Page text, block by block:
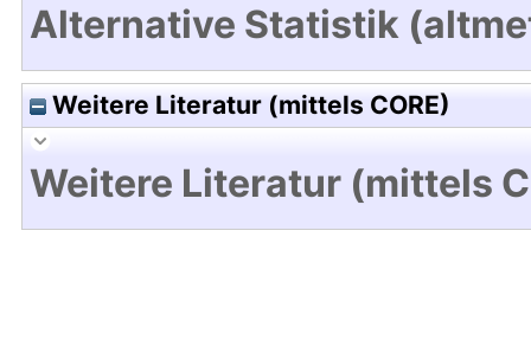
Alternative Statistik
Weitere Literatur (mittels CORE)
Weitere Literatur (mittels